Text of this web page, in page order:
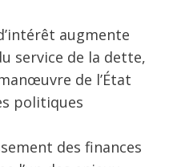
augmente
service de la dette,
de l’État
politiques
des finances